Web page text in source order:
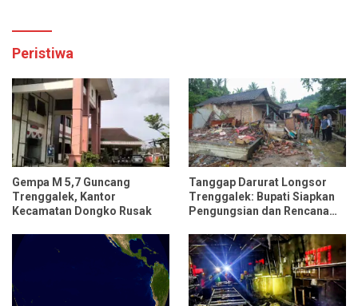
Peristiwa
Gempa M 5,7 Guncang
Trenggalek, Kantor
Kecamatan Dongko Rusak
Tanggap Darurat Longsor
Trenggalek: Bupati Siapkan
Pengungsian dan Rencana